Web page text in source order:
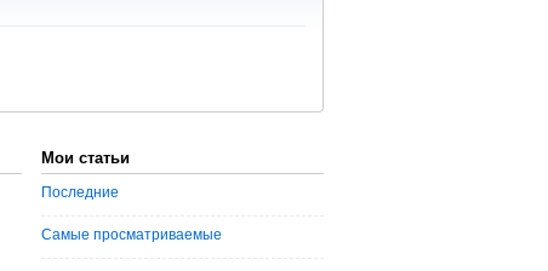
Мои статьи
Последние
Самые просматриваемые